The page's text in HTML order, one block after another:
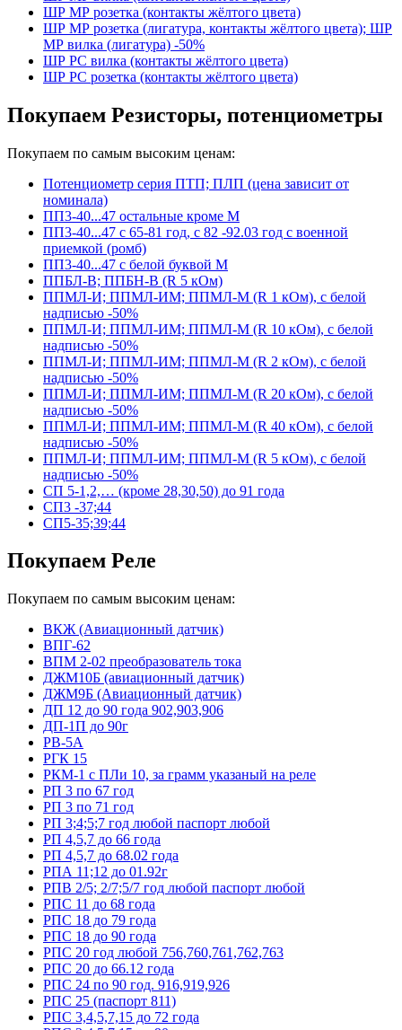
ШР МР розетка (контакты жёлтого цвета)
ШР МР розетка (лигатура, контакты жёлтого цвета); ШР
МР вилка (лигатура) -50%
ШР РС вилка (контакты жёлтого цвета)
ШР РС розетка (контакты жёлтого цвета)
Покупаем Резисторы, потенциометры
Покупаем по самым высоким ценам:
Потенциометр серия ПТП; ПЛП (цена зависит от
номинала)
ПП3-40...47 остальные кроме М
ПП3-40...47 с 65-81 год, с 82 -92.03 год с военной
приемкой (ромб)
ПП3-40...47 с белой буквой М
ППБЛ-В; ППБН-В (R 5 кОм)
ППМЛ-И; ППМЛ-ИМ; ППМЛ-М (R 1 кОм), с белой
надписью -50%
ППМЛ-И; ППМЛ-ИМ; ППМЛ-М (R 10 кОм), с белой
надписью -50%
ППМЛ-И; ППМЛ-ИМ; ППМЛ-М (R 2 кОм), с белой
надписью -50%
ППМЛ-И; ППМЛ-ИМ; ППМЛ-М (R 20 кОм), с белой
надписью -50%
ППМЛ-И; ППМЛ-ИМ; ППМЛ-М (R 40 кОм), с белой
надписью -50%
ППМЛ-И; ППМЛ-ИМ; ППМЛ-М (R 5 кОм), с белой
надписью -50%
СП 5-1,2,… (кроме 28,30,50) до 91 года
СП3 -37;44
СП5-35;39;44
Покупаем Реле
Покупаем по самым высоким ценам:
ВКЖ (Авиационный датчик)
ВПГ-62
ВПМ 2-02 преобразователь тока
ДЖМ10Б (авиационный датчик)
ДЖМ9Б (Авиационный датчик)
ДП 12 до 90 года 902,903,906
ДП-1П до 90г
РВ-5А
РГК 15
РКМ-1 с ПЛи 10, за грамм указаный на реле
РП 3 по 67 год
РП 3 по 71 год
РП 3;4;5;7 год любой паспорт любой
РП 4,5,7 до 66 года
РП 4,5,7 до 68.02 года
РПА 11;12 до 01.92г
РПВ 2/5; 2/7;5/7 год любой паспорт любой
РПС 11 до 68 года
РПС 18 до 79 года
РПС 18 до 90 года
РПС 20 год любой 756,760,761,762,763
РПС 20 до 66.12 года
РПС 24 по 90 год. 916,919,926
РПС 25 (паспорт 811)
РПС 3,4,5,7,15 до 72 года